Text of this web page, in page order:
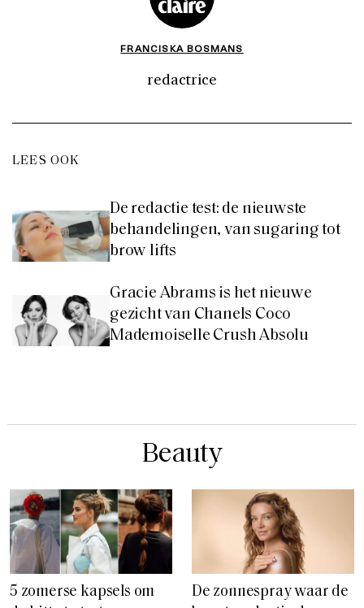
FRANCISKA BOSMANS
redactrice
LEES OOK
De redactie test: de nieuwste
behandelingen, van sugaring tot
brow lifts
Gracie Abrams is het nieuwe
gezicht van Chanels Coco
Mademoiselle Crush Absolu
Beauty
5 zomerse kapsels om
De zonnespray waar de